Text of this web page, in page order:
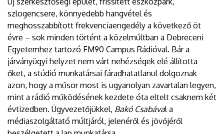
szlogencsere, könnyedebb hangvétel és
meghosszabbított frekvenciaengedély a következő öt
évre – sok minden történt a közelmúltban a Debreceni
Egyetemhez tartozó FM90 Campus Rádióval. Bár a
járványügyi helyzet nem várt nehézségek elé állította
őket, a stúdió munkatársai fáradhatatlanul dolgoznak
azon, hogy a műsor most is ugyanolyan zavartalan legyen,
mint a rádió működésének kezdete óta eltelt csaknem két
évtizedben. Ügyvezetőjükkel, Bakó Csabával a
médiaszolgáltató múltjáról, jelenéről és jövőjéről